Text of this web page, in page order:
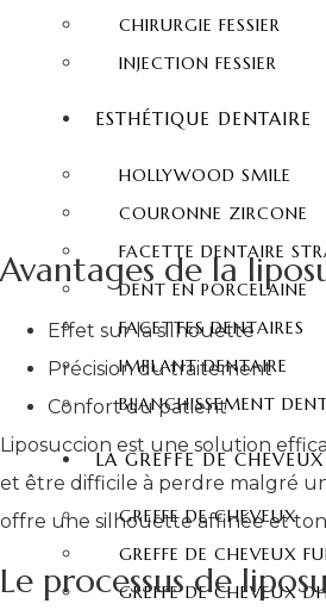
CHIRURGIE FESSIER
INJECTION FESSIER
ESTHÉTIQUE DENTAIRE
HOLLYWOOD SMILE
COURONNE ZIRCONE
FACETTE DENTAIRE
DENT EN PORCELAINE
FACETTES DENTAIRES
IMPLANT DENTAIRE
BLANCHISSEMENT
LA GREFFE DE CHEVEUX
GREFFE DE CHEVEUX
GREFFE DE CHEVEUX
GREFFE DE CHEVEUX
Avantages de la
Effet sur la silhouette
Précision du traitement
Confort du patient
Liposuccion est une solution
et être difficile à perdre malgré
offre une silhouette affinée et
Le processus de